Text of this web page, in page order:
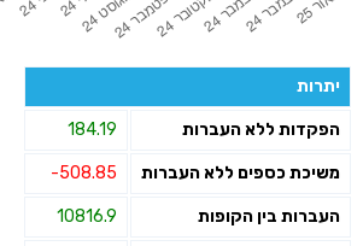
יתרות
הפקדות ללא העברות 184.19
משיכת כספים ללא העברות -508.85
העברות בין הקופות 10816.9